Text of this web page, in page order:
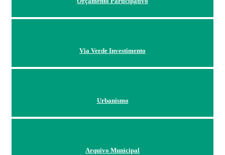
Via Verde Investimento
Urbanismo
Arquivo Municipal